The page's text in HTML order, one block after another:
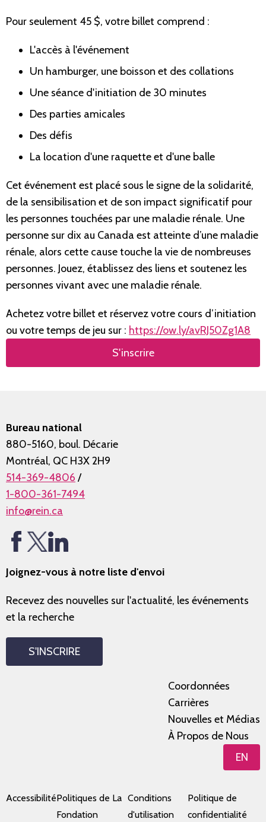
Pour seulement 45 $, votre billet comprend :
L'accès à l'événement
Un hamburger, une boisson et des collations
Une séance d'initiation de 30 minutes
Des parties amicales
Des défis
La location d'une raquette et d'une balle
Cet événement est placé sous le signe de la solidarité,
de la sensibilisation et de son impact significatif pour
les personnes touchées par une maladie rénale. Une
personne sur dix au Canada est atteinte d’une maladie
rénale, alors cette cause touche la vie de nombreuses
personnes. Jouez, établissez des liens et soutenez les
personnes vivant avec une maladie rénale.
Achetez votre billet et réservez votre cours d’initiation
ou votre temps de jeu sur : https://ow.ly/avRJ50Zg1A8
S'inscrire
Bureau national
880-5160, boul. Décarie
Montréal, QC H3X 2H9
514-369-4806 /
1-800-361-7494
info@rein.ca
Joignez-vous à notre liste d'envoi
Recevez des nouvelles sur l'actualité, les événements
et la recherche
S'INSCRIRE
Coordonnées
Carrières
Nouvelles et Médias
À Propos de Nous
EN
AccessibilitéPolitiques de La
Fondation
Conditions
d'utilisation
Politique de
confidentialité